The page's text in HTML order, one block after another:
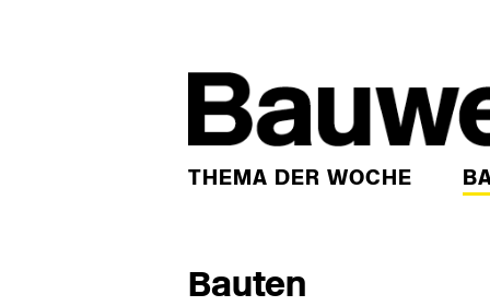
THEMA DER WOCHE
Bauten